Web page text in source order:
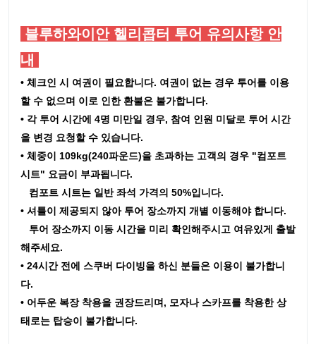
블루하와이안 헬리콥터 투어 유의사항 안
내
• 체크인 시 여권이 필요합니다. 여권이 없는 경우 투어를 이용
할 수 없으며 이로 인한 환불은 불가합니다.
• 각 투어 시간에 4명 미만일 경우, 참여 인원 미달로 투어 시간
을 변경 요청할 수 있습니다.
• 체중이 109kg(240파운드)을 초과하는 고객의 경우 "컴포트
시트" 요금이 부과됩니다.
컴포트 시트는 일반 좌석 가격의 50%입니다.
• 셔틀이 제공되지 않아 투어 장소까지 개별 이동해야 합니다.
투어 장소까지 이동 시간을 미리 확인해주시고 여유있게 출발
해주세요.
• 24시간 전에 스쿠버 다이빙을 하신 분들은 이용이 불가합니
다.
• 어두운 복장 착용을 권장드리며, 모자나 스카프를 착용한 상
태로는 탑승이 불가합니다.